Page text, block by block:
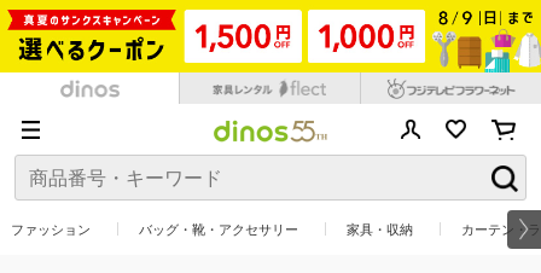
ファッション バッグ・靴・アクセサリー 家具・収納 カーテン・